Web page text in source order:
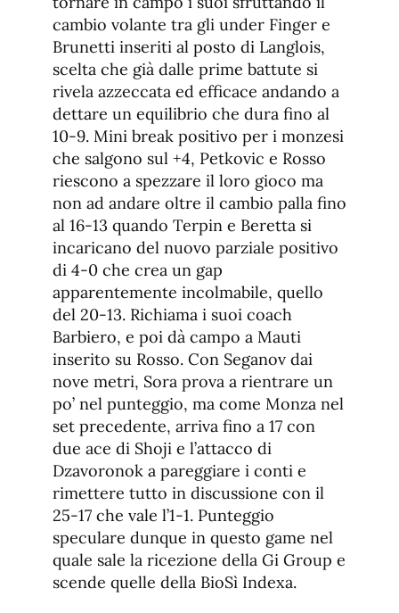
cambio volante tra gli under Finger e
Brunetti inseriti al posto di Langlois,
scelta che già dalle prime battute si
rivela azzeccata ed efficace andando a
dettare un equilibrio che dura fino al
10-9. Mini break positivo per i monzesi
che salgono sul +4, Petkovic e Rosso
riescono a spezzare il loro gioco ma
non ad andare oltre il cambio palla fino
al 16-13 quando Terpin e Beretta si
incaricano del nuovo parziale positivo
di 4-0 che crea un gap
apparentemente incolmabile, quello
del 20-13. Richiama i suoi coach
Barbiero, e poi dà campo a Mauti
inserito su Rosso. Con Seganov dai
nove metri, Sora prova a rientrare un
po’ nel punteggio, ma come Monza nel
set precedente, arriva fino a 17 con
due ace di Shoji e l’attacco di
Dzavoronok a pareggiare i conti e
rimettere tutto in discussione con il
25-17 che vale l’1-1. Punteggio
speculare dunque in questo game nel
quale sale la ricezione della Gi Group e
scende quelle della BioSì Indexa.